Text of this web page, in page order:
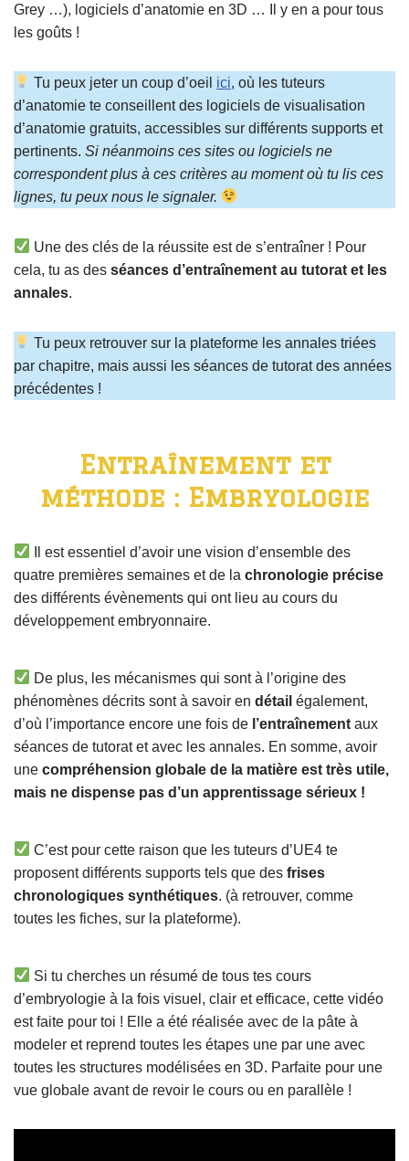
Grey …), logiciels d’anatomie en 3D … Il y en a pour tous
les goûts !
Tu peux jeter un coup d’oeil ici, où les tuteurs
d’anatomie te conseillent des logiciels de visualisation
d’anatomie gratuits, accessibles sur différents supports et
pertinents. Si néanmoins ces sites ou logiciels ne
correspondent plus à ces critères au moment où tu lis ces
lignes, tu peux nous le signaler.
Une des clés de la réussite est de s’entraîner ! Pour
cela, tu as des séances d’entraînement au tutorat et les
annales.
Tu peux retrouver sur la plateforme les annales triées
par chapitre, mais aussi les séances de tutorat des années
précédentes !
Entraînement et
méthode : Embryologie
Il est essentiel d’avoir une vision d’ensemble des
quatre premières semaines et de la chronologie précise
des différents évènements qui ont lieu au cours du
développement embryonnaire.
De plus, les mécanismes qui sont à l’origine des
phénomènes décrits sont à savoir en détail également,
d’où l’importance encore une fois de l’entraînement aux
séances de tutorat et avec les annales. En somme, avoir
une compréhension globale de la matière est très utile,
mais ne dispense pas d’un apprentissage sérieux !
C’est pour cette raison que les tuteurs d’UE4 te
proposent différents supports tels que des frises
chronologiques synthétiques. (à retrouver, comme
toutes les fiches, sur la plateforme).
Si tu cherches un résumé de tous tes cours
d’embryologie à la fois visuel, clair et efficace, cette vidéo
est faite pour toi ! Elle a été réalisée avec de la pâte à
modeler et reprend toutes les étapes une par une avec
toutes les structures modélisées en 3D. Parfaite pour une
vue globale avant de revoir le cours ou en parallèle !